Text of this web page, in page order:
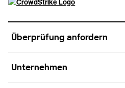
Überprüfung anfordern
Unternehmen